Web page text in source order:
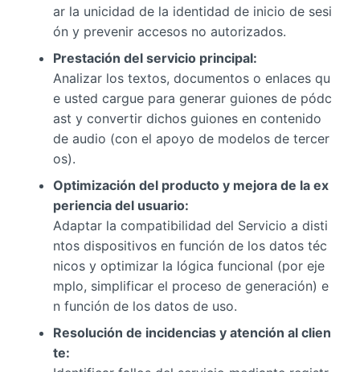
ar la unicidad de la identidad de inicio de sesi
ón y prevenir accesos no autorizados.
Prestación del servicio principal:
Analizar los textos, documentos o enlaces qu
e usted cargue para generar guiones de pódc
ast y convertir dichos guiones en contenido
de audio (con el apoyo de modelos de tercer
os).
Optimización del producto y mejora de la ex
periencia del usuario:
Adaptar la compatibilidad del Servicio a disti
ntos dispositivos en función de los datos téc
nicos y optimizar la lógica funcional (por eje
mplo, simplificar el proceso de generación) e
n función de los datos de uso.
Resolución de incidencias y atención al clien
te: